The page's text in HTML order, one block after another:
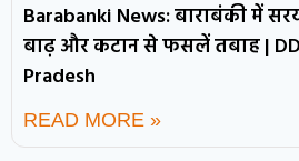
Barabanki News: बाराबंकी में
बाढ़ और कटान से फसलें तबाह |
Pradesh
READ MORE »